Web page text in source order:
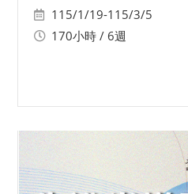
115/1/19-115/3/5
170小時 / 6週